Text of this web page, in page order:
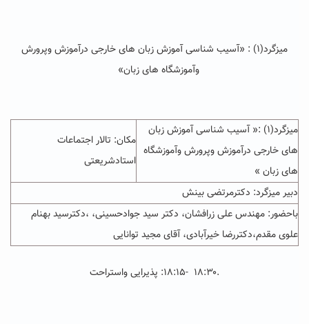
میزگرد(۱) : «آسیب شناسی آموزش زبان های خارجی درآموزش وپرورش
وآموزشگاه های زبان»
میزگرد(۱) :« آسیب شناسی آموزش زبان
های خارجی درآموزش وپرورش وآموزشگاه
های زبان »
مکان: تالار اجتماعات
استادشریعتی
دبیر میزگرد: دکترمرتضی بینش
باحضور: مهندس علی زرافشان، دکتر سید جوادحسینی، ،دکترسید بهنام
علوی مقدم،دکتررضا خیرآبادی، آقای مجید توانایی
.۱۸:۳۰ -۱۸:۱۵: پذیرایی واستراحت